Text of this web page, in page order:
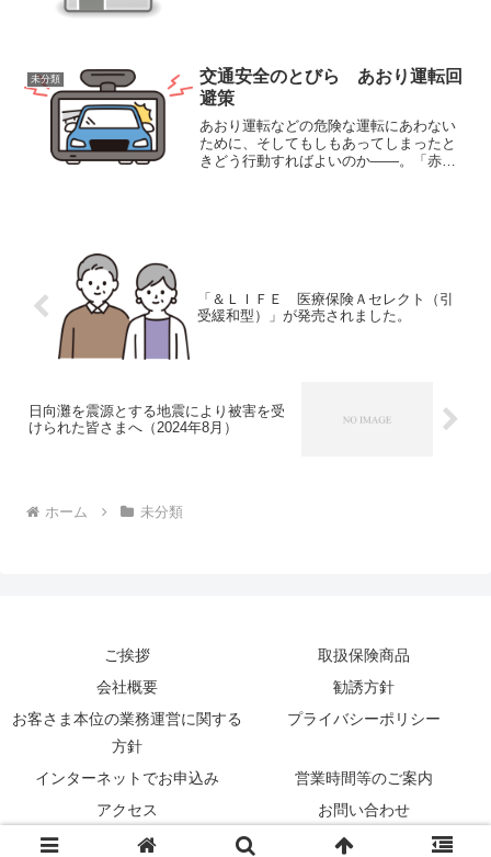
未分類
交通安全のとびら あおり運転回
避策
あおり運転などの危険な運転にあわない
ために、そしてもしもあってしまったと
きどう行動すればよいのか――。「赤ず
「＆ＬＩＦＥ 医療保険Ａセレクト（引
受緩和型）」が発売されました。
日向灘を震源とする地震により被害を受
けられた皆さまへ（2024年8月）
ホーム 未分類
ご挨拶
取扱保険商品
会社概要
勧誘方針
お客さま本位の業務運営に関する
方針
プライバシーポリシー
インターネットでお申込み
営業時間等のご案内
アクセス
お問い合わせ
© 2018 株式会社 せきぐち保険事務所.